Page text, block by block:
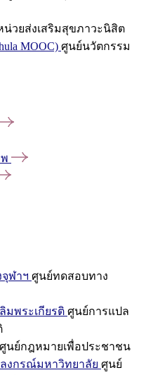
น่วยส่งเสริมสุขภาวะนิสิต
MOOC) ศูนย์นวัตกรรม
ฬาฯ ศูนย์ทดสอบทาง
มพระเกียรติ ศูนย์การแปล
ศูนย์กฎหมายเพื่อประชาชน
งกรณ์มหาวิทยาลัย ศูนย์